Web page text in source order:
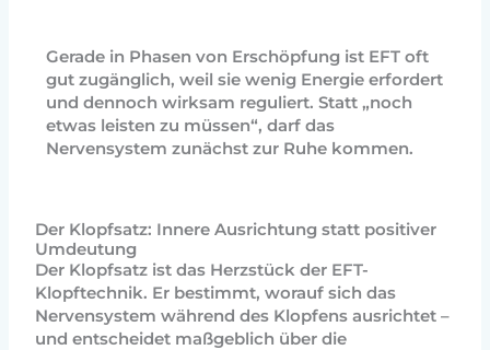
Gerade in Phasen von Erschöpfung ist EFT oft
gut zugänglich, weil sie wenig Energie erfordert
und dennoch wirksam reguliert. Statt „noch
etwas leisten zu müssen“, darf das
Nervensystem zunächst zur Ruhe kommen.
Der Klopfsatz: Innere Ausrichtung statt positiver
Umdeutung
Der Klopfsatz ist das Herzstück der EFT-
Klopftechnik. Er bestimmt, worauf sich das
Nervensystem während des Klopfens ausrichtet –
und entscheidet maßgeblich über die